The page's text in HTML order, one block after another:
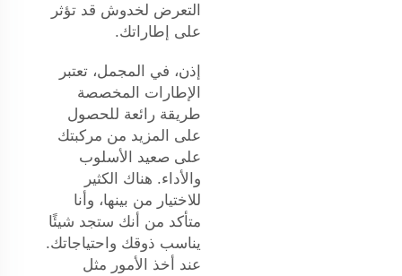
التعرض لخدوش قد تؤثر
على إطاراتك.
إذن، في المجمل، تعتبر
الإطارات المخصصة
طريقة رائعة للحصول
على المزيد من مركبتك
على صعيد الأسلوب
والأداء. هناك الكثير
للاختيار من بينها، وأنا
متأكد من أنك ستجد شيئًا
يناسب ذوقك واحتياجاتك.
عند أخذ الأمور مثل